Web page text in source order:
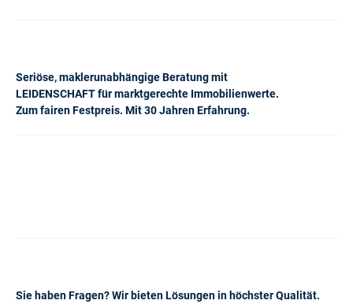
Seriöse, maklerunabhängige Beratung mit
LEIDENSCHAFT für marktgerechte Immobilienwerte.
Zum fairen Festpreis. Mit 30 Jahren Erfahrung.
Sie haben Fragen? Wir bieten Lösungen in höchster Qualität.